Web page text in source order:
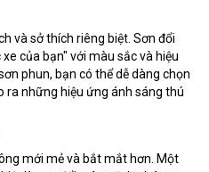
và sở thích riêng biệt. Sơn đổi
của bạn" với màu sắc và hiệu
phun, bạn có thể dễ dàng chọn
ra những hiệu ứng ánh sáng thú
mới mẻ và bắt mắt hơn. Một